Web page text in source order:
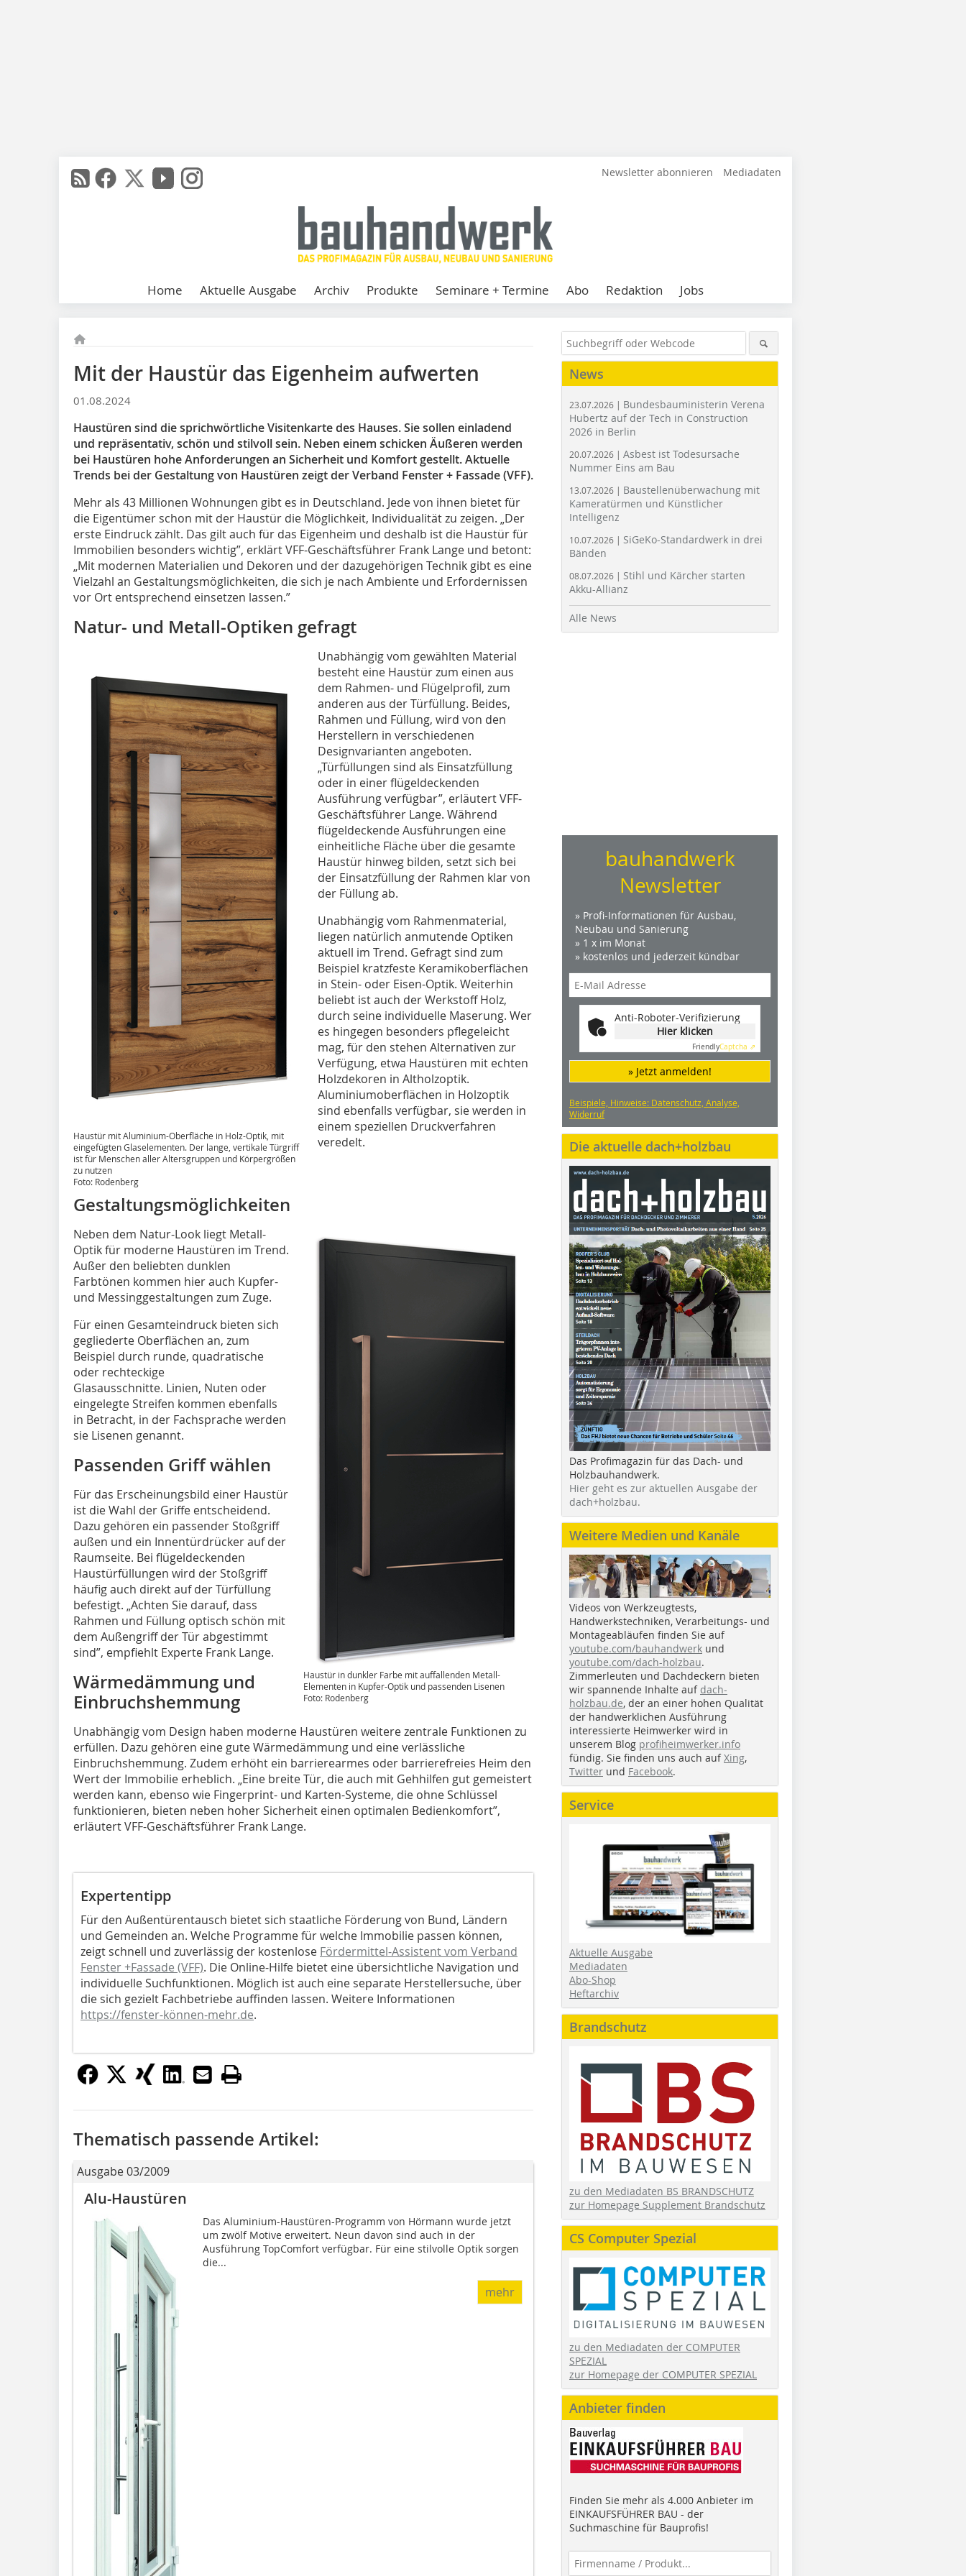
Newsletter abonnieren Mediadaten
Home Aktuelle Ausgabe Archiv Produkte Seminare + Termine Abo Redaktion Jobs
Mit der Haustür das Eigenheim aufwerten
01.08.2024
Haustüren sind die sprichwörtliche Visitenkarte des Hauses. Sie sollen einladend
und repräsentativ, schön und stilvoll sein. Neben einem schicken Äußeren werden
bei Haustüren hohe Anforderungen an Sicherheit und Komfort gestellt. Aktuelle
Trends bei der Gestaltung von Haustüren zeigt der Verband Fenster + Fassade (VFF).
Mehr als 43 Millionen Wohnungen gibt es in Deutschland. Jede von ihnen bietet für
die Eigentümer schon mit der Haustür die Möglichkeit, Individualität zu zeigen. „Der
erste Eindruck zählt. Das gilt auch für das Eigenheim und deshalb ist die Haustür für
Immobilien besonders wichtig”, erklärt VFF-Geschäftsführer Frank Lange und betont:
„Mit modernen Materialien und Dekoren und der dazugehörigen Technik gibt es eine
Vielzahl an Gestaltungsmöglichkeiten, die sich je nach Ambiente und Erfordernissen
vor Ort entsprechend einsetzen lassen.”
Natur- und Metall-Optiken gefragt
Haustür mit Aluminium-Oberfläche in Holz-Optik, mit
eingefügten Glaselementen. Der lange, vertikale Türgriff
ist für Menschen aller Altersgruppen und Körpergrößen
zu nutzen
Foto: Rodenberg
Unabhängig vom gewählten Material
besteht eine Haustür zum einen aus
dem Rahmen- und Flügelprofil, zum
anderen aus der Türfüllung. Beides,
Rahmen und Füllung, wird von den
Herstellern in verschiedenen
Designvarianten angeboten.
„Türfüllungen sind als Einsatzfüllung
oder in einer flügeldeckenden
Ausführung verfügbar”, erläutert VFF-
Geschäftsführer Lange. Während
flügeldeckende Ausführungen eine
einheitliche Fläche über die gesamte
Haustür hinweg bilden, setzt sich bei
der Einsatzfüllung der Rahmen klar von
der Füllung ab.
Unabhängig vom Rahmenmaterial,
liegen natürlich anmutende Optiken
aktuell im Trend. Gefragt sind zum
Beispiel kratzfeste Keramikoberflächen
in Stein- oder Eisen-Optik. Weiterhin
beliebt ist auch der Werkstoff Holz,
durch seine individuelle Maserung. Wer
es hingegen besonders pflegeleicht
mag, für den stehen Alternativen zur
Verfügung, etwa Haustüren mit echten
Holzdekoren in Altholzoptik.
Aluminiumoberflächen in Holzoptik
sind ebenfalls verfügbar, sie werden in
einem speziellen Druckverfahren
veredelt.
Gestaltungsmöglichkeiten
Haustür in dunkler Farbe mit auffallenden Metall-
Elementen in Kupfer-Optik und passenden Lisenen
Foto: Rodenberg
Neben dem Natur-Look liegt Metall-
Optik für moderne Haustüren im Trend.
Außer den beliebten dunklen
Farbtönen kommen hier auch Kupfer-
und Messinggestaltungen zum Zuge.
Für einen Gesamteindruck bieten sich
gegliederte Oberflächen an, zum
Beispiel durch runde, quadratische
oder rechteckige
Glasausschnitte. Linien, Nuten oder
eingelegte Streifen kommen ebenfalls
in Betracht, in der Fachsprache werden
sie Lisenen genannt.
Passenden Griff wählen
Für das Erscheinungsbild einer Haustür
ist die Wahl der Griffe entscheidend.
Dazu gehören ein passender Stoßgriff
außen und ein Innentürdrücker auf der
Raumseite. Bei flügeldeckenden
Haustürfüllungen wird der Stoßgriff
häufig auch direkt auf der Türfüllung
befestigt. „Achten Sie darauf, dass
Rahmen und Füllung optisch schön mit
dem Außengriff der Tür abgestimmt
sind”, empfiehlt Experte Frank Lange.
Wärmedämmung und
Einbruchshemmung
Unabhängig vom Design haben moderne Haustüren weitere zentrale Funktionen zu
erfüllen. Dazu gehören eine gute Wärmedämmung und eine verlässliche
Einbruchshemmung. Zudem erhöht ein barrierearmes oder barrierefreies Heim den
Wert der Immobilie erheblich. „Eine breite Tür, die auch mit Gehhilfen gut gemeistert
werden kann, ebenso wie Fingerprint- und Karten-Systeme, die ohne Schlüssel
funktionieren, bieten neben hoher Sicherheit einen optimalen Bedienkomfort”,
erläutert VFF-Geschäftsführer Frank Lange.
Expertentipp
Für den Außentürentausch bietet sich staatliche Förderung von Bund, Ländern
und Gemeinden an. Welche Programme für welche Immobilie passen können,
zeigt schnell und zuverlässig der kostenlose Fördermittel-Assistent vom Verband
Fenster +Fassade (VFF). Die Online-Hilfe bietet eine übersichtliche Navigation und
individuelle Suchfunktionen. Möglich ist auch eine separate Herstellersuche, über
die sich gezielt Fachbetriebe auffinden lassen. Weitere Informationen
https://fenster-können-mehr.de.
Thematisch passende Artikel:
Ausgabe 03/2009
Alu-Haustüren
Das Aluminium-Haustüren-Programm von Hörmann wurde jetzt
um zwölf Motive erweitert. Neun davon sind auch in der
Ausführung TopComfort verfügbar. Für eine stilvolle Optik sorgen
die...
mehr
News
23.07.2026 | Bundesbauministerin Verena
Hubertz auf der Tech in Construction
2026 in Berlin
20.07.2026 | Asbest ist Todesursache
Nummer Eins am Bau
13.07.2026 | Baustellenüberwachung mit
Kameratürmen und Künstlicher
Intelligenz
10.07.2026 | SiGeKo-Standardwerk in drei
Bänden
08.07.2026 | Stihl und Kärcher starten
Akku-Allianz
Alle News
bauhandwerk
Newsletter
» Profi-Informationen für Ausbau,
Neubau und Sanierung
» 1 x im Monat
» kostenlos und jederzeit kündbar
Anti-Roboter-Verifizierung
Hier klicken
FriendlyCaptcha ⇗
» Jetzt anmelden!
Beispiele, Hinweise: Datenschutz, Analyse,
Widerruf
Die aktuelle dach+holzbau
Das Profimagazin für das Dach- und
Holzbauhandwerk.
Hier geht es zur aktuellen Ausgabe der
dach+holzbau.
Weitere Medien und Kanäle
Videos von Werkzeugtests,
Handwerkstechniken, Verarbeitungs- und
Montageabläufen finden Sie auf
youtube.com/bauhandwerk und
youtube.com/dach-holzbau.
Zimmerleuten und Dachdeckern bieten
wir spannende Inhalte auf dach-
holzbau.de, der an einer hohen Qualität
der handwerklichen Ausführung
interessierte Heimwerker wird in
unserem Blog profiheimwerker.info
fündig. Sie finden uns auch aufXing,
Twitter und Facebook.
Service
Aktuelle Ausgabe
Mediadaten
Abo-Shop
Heftarchiv
Brandschutz
zu den Mediadaten BS BRANDSCHUTZ
zur Homepage Supplement Brandschutz
CS Computer Spezial
zu den Mediadaten der COMPUTER
SPEZIAL
zur Homepage der COMPUTER SPEZIAL
Anbieter finden
Finden Sie mehr als 4.000 Anbieter im
EINKAUFSFÜHRER BAU - der
Suchmaschine für Bauprofis!